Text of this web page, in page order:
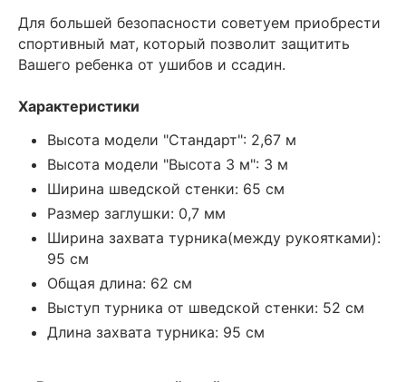
Для большей безопасности советуем приобрести
спортивный мат, который позволит защитить
Вашего ребенка от ушибов и ссадин.
Характеристики
Высота модели "Стандарт": 2,67 м
Высота модели "Высота 3 м": 3 м
Ширина шведской стенки: 65 см
Размер заглушки: 0,7 мм
Ширина захвата турника(между рукоятками):
95 см
Общая длина: 62 см
Выступ турника от шведской стенки: 52 см
Длина захвата турника: 95 см